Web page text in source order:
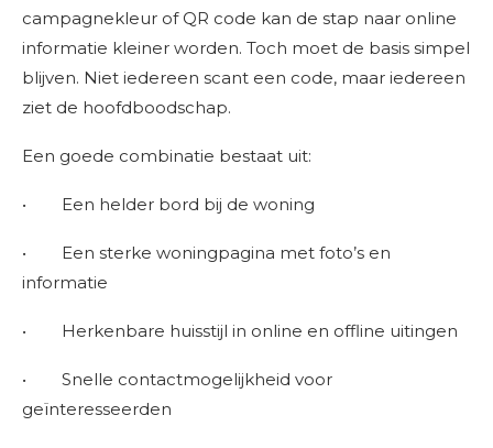
campagnekleur of QR code kan de stap naar online
informatie kleiner worden. Toch moet de basis simpel
blijven. Niet iedereen scant een code, maar iedereen
ziet de hoofdboodschap.
Een goede combinatie bestaat uit:
• Een helder bord bij de woning
• Een sterke woningpagina met foto’s en
informatie
• Herkenbare huisstijl in online en offline uitingen
• Snelle contactmogelijkheid voor
geïnteresseerden